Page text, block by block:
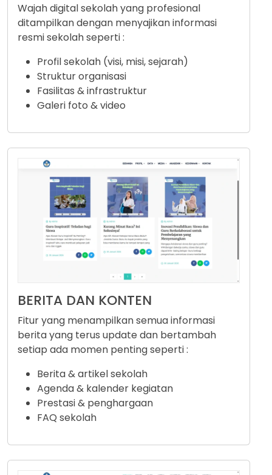
Wajah digital sekolah yang profesional
ditampilkan dengan menyajikan informasi
resmi sekolah seperti :
Profil sekolah (visi, misi, sejarah)
Struktur organisasi
Fasilitas & infrastruktur
Galeri foto & video
BERITA DAN KONTEN
Fitur yang menampilkan semua informasi
berita yang terus update dan bertambah
setiap ada momen penting seperti :
Berita & artikel sekolah
Agenda & kalender kegiatan
Prestasi & penghargaan
FAQ sekolah